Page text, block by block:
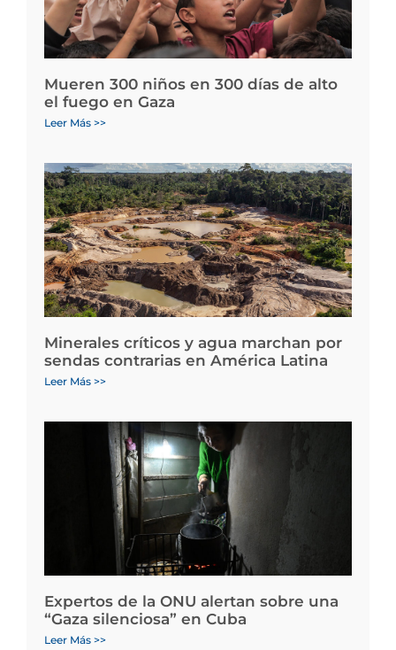
Mueren 300 niños en 300 días de alto
el fuego en Gaza
Leer Más >>
Minerales críticos y agua marchan por
sendas contrarias en América Latina
Leer Más >>
Expertos de la ONU alertan sobre una
“Gaza silenciosa” en Cuba
Leer Más >>